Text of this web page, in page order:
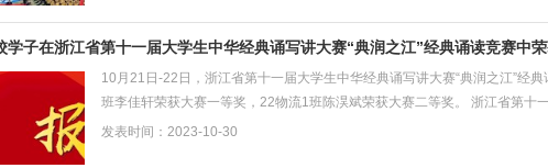
学子在浙江省第十一届大学生中华经典诵写讲大赛“典润之江”经典诵读竞赛中
10月21日-22日，浙江省第十一届大学生中华经典诵写讲大赛“典润之江”经
班李佳轩荣获大赛一等奖，22物流1班陈淏斌荣获大赛二等奖。 浙江省第十
是由省语言文字工作委员会、省教育厅、省大学...
发表时间：2023-10-30